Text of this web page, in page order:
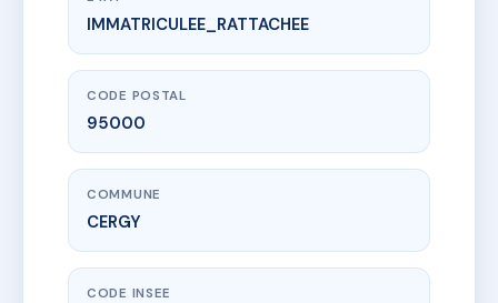
www.vme.plus/AC6739056
SDC LE CHEVERNY
18 Avenue de la Poste
IMMATRICULEE_RATTACHEE
CODE POSTAL
95000
COMMUNE
CERGY
CODE INSEE